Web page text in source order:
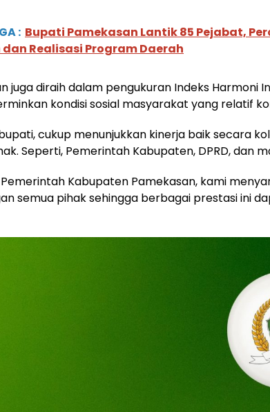
: Bupati Pamekasan Lantik 85 Pejabat,
Realisasi Program Daerah
juga diraih dalam pengukuran Indeks Harmoni
kondisi sosial masyarakat yang relatif
cukup menunjukkan kinerja baik secara
Seperti, Pemerintah Kabupaten, DPRD, dan
Kabupaten Pamekasan, kami
semua pihak sehingga berbagai prestasi ini